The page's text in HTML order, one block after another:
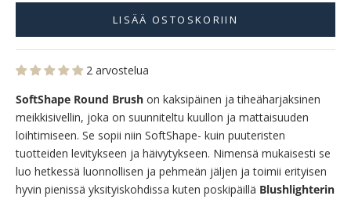
LISÄÄ OSTOSKORIIN
2 arvostelua
SoftShape Round Brush on kaksipäinen ja tiheäharjaksinen
meikkisivellin, joka on suunniteltu kuullon ja mattaisuuden
loihtimiseen. Se sopii niin SoftShape- kuin puuteristen
tuotteiden levitykseen ja häivytykseen. Nimensä mukaisesti se
luo hetkessä luonnollisen ja pehmeän jäljen ja toimii erityisen
hyvin pienissä yksityiskohdissa kuten poskipäillä Blushlighterin